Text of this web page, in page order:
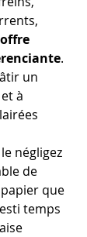
offre
.
un
et à
négligez
de
que
temps